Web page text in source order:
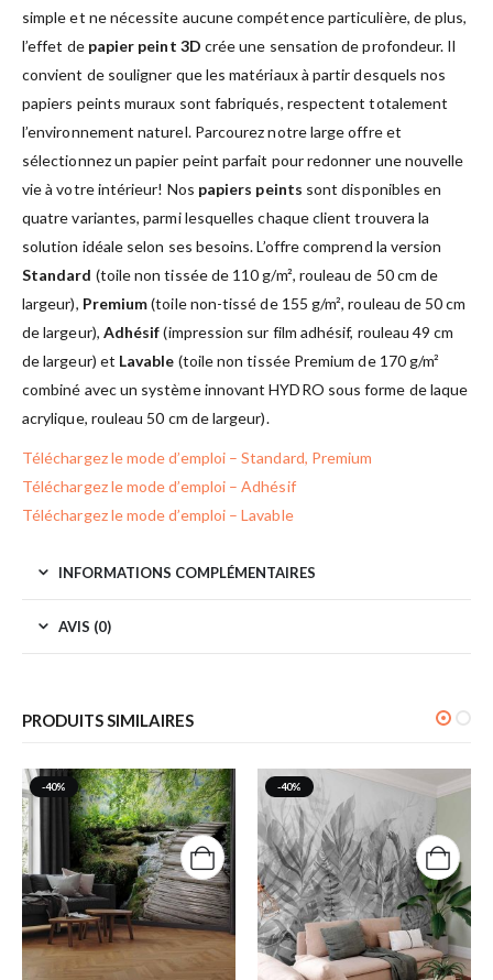
simple et ne nécessite aucune compétence particulière, de plus,
l’effet de papier peint 3D crée une sensation de profondeur. Il
convient de souligner que les matériaux à partir desquels nos
papiers peints muraux sont fabriqués, respectent totalement
l’environnement naturel. Parcourez notre large offre et
sélectionnez un papier peint parfait pour redonner une nouvelle
vie à votre intérieur! Nos papiers peints sont disponibles en
quatre variantes, parmi lesquelles chaque client trouvera la
solution idéale selon ses besoins. L’offre comprend la version
Standard (toile non tissée de 110 g/m², rouleau de 50 cm de
largeur), Premium(toile non-tissé de 155 g/m², rouleau de 50 cm
de largeur), Adhésif(impression sur film adhésif, rouleau 49 cm
de largeur) et Lavable (toile non tissée Premium de 170 g/m²
combiné avec un système innovant HYDRO sous forme de laque
acrylique, rouleau 50 cm de largeur).
Téléchargez le mode d’emploi – Standard, Premium
Téléchargez le mode d’emploi – Adhésif
Téléchargez le mode d’emploi – Lavable
INFORMATIONS COMPLÉMENTAIRES
AVIS (0)
PRODUITS SIMILAIRES
-40% -40%